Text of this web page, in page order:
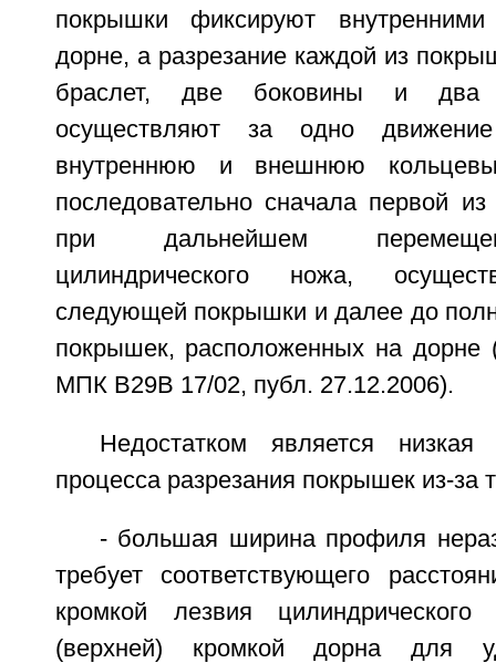
покрышки фиксируют
дорне, а разрезание каждой из
браслет, две боковины и два
осуществляют за одно
внутреннюю и внешнюю
последовательно сначала первой
при дальнейшем
цилиндрического ножа,
следующей покрышки и далее до
покрышек, расположенных на
МПК В29В 17/02, публ. 27.12.2006).
Недостатком является низкая
процесса разрезания покрышек из-за
- большая ширина профиля
требует соответствующего
кромкой лезвия
(верхней) кромкой дорна для